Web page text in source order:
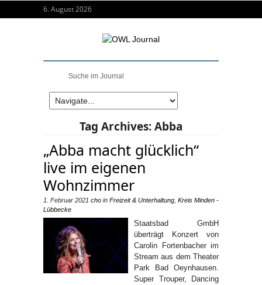
6. August 2026
Tag Archives:Abba
„Abba macht glücklich“
live im eigenen
Wohnzimmer
1. Februar 2021 cho in Freizeit & Unterhaltung Kreis Minden -
Lübbecke
Staatsbad GmbH
überträgt Konzert von
Carolin Fortenbacher im
Stream aus dem Theater
Park Bad Oeynhausen.
Super Trouper, Dancing